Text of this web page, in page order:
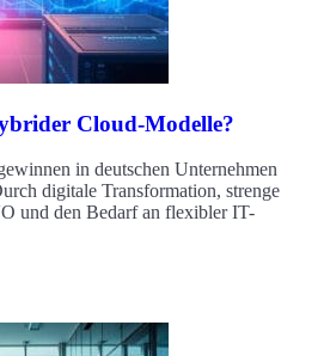
Cloud-Modelle?
in deutschen Unternehmen
digitale Transformation, strenge
und den Bedarf an flexibler IT-